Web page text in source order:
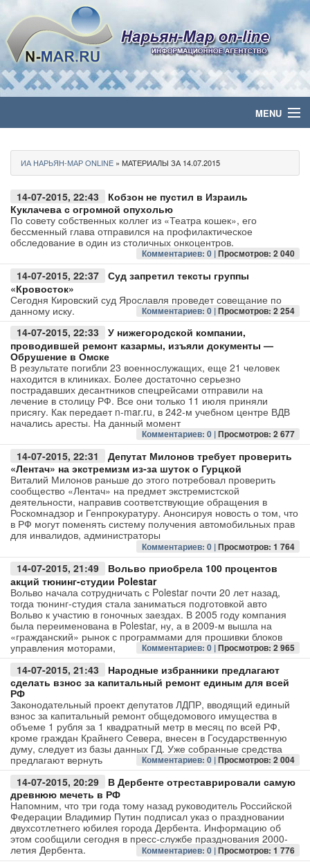
MENU
Политика
Бизнес
Общество
Культура
Медиа
Авто
Спорт
Контакты
ИА НАРЬЯН-МАР ONLINE » МАТЕРИАЛЫ ЗА 14.07.2015
14-07-2015, 22:43
Кобзон не пустил в Израиль
Куклачева с огромной опухолью
По совету собственных коллег из «Театра кошек», его
бессменный глава отправился на профилактическое
обследование в один из столичных онкоцентров.
Комментариев: 0 |Просмотров: 2 040
14-07-2015, 22:37
Суд запретил тексты группы
«Кровосток»
Сегодня Кировский суд Ярославля проведет совещание по
данному иску.
Комментариев: 0 |Просмотров: 2 254
14-07-2015, 22:33
У нижегородской компании,
проводившей ремонт казармы, изъяли документы —
Обрушение в Омске
В результате погибли 23 военнослужащих, еще 21 человек
находится в клиниках. Более достаточно серьезно
пострадавших десантников спецрейсами отправили на
лечение в столицу РФ. Все они только 11 июля приняли
присягу. Как передает n-mar.ru, в 242-м учебном центре ВДВ
начались аресты. На данный момент
Комментариев: 0 |Просмотров: 2 677
14-07-2015, 22:31
Депутат Милонов требует проверить
«Лентач» на экстремизм из-за шуток о Гурцкой
Виталий Милонов раньше до этого потребовал проверить
сообщество «Лентач» на предмет экстремистской
деятельности, направив соответствующие обращения в
Роскомнадзор и Генпрокуратуру. Анонсируя новость о том, что
в РФ могут поменять систему получения автомобильных прав
для инвалидов, администраторы
Комментариев: 0 |Просмотров: 1 764
14-07-2015, 21:49
Вольво приобрела 100 процентов
акций тюнинг-студии Polestar
Вольво начала сотрудничать с Polestar почти 20 лет назад,
тогда тюнинг-студия стала заниматься подготовкой авто
Вольво к участию в гоночных заездах. В 2005 году компания
была переименована в Polestar, ну, а в 2009-м вышла на
«гражданский» рынок с программами для прошивки блоков
управления моторами,
Комментариев: 0 |Просмотров: 2 965
14-07-2015, 21:43
Народные избранники предлагают
сделать взнос за капитальный ремонт единым для всей
РФ
Законодательный проект депутатов ЛДПР, вводящий единый
взнос за капитальный ремонт общедомового имущества в
объеме 1 рубля за 1 квадратный метр в месяц по всей РФ,
кроме граждан Крайнего Севера, внесен в Государственную
думу, следует из базы данных ГД. Уже собранные средства
предлагают вернуть
Комментариев: 0 |Просмотров: 2 004
14-07-2015, 20:29
В Дербенте отреставрировали самую
древнюю мечеть в РФ
Напомним, что три года тому назад руководитель Российской
Федерации Владимир Путин подписал указ о праздновании
двухсотлетнего юбилея города Дербента. Информацию об
этом сообщили сегодня в пресс-службе празднования 2000-
летия Дербента.
Комментариев: 0 |Просмотров: 1 776